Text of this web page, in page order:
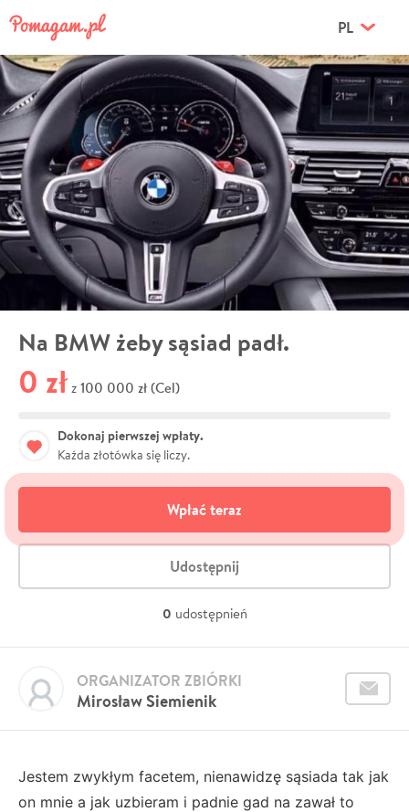
PL
Na BMW żeby sąsiad padł.
0 zł z 100 000 zł (Cel)
Dokonaj pierwszej wpłaty.
Każda złotówka się liczy.
Wpłać teraz
Udostępnij
0 udostępnień
Mirosław Siemienik
ORGANIZATOR ZBIÓRKI
Jestem zwykłym facetem, nienawidzę sąsiada tak jak
on mnie a jak uzbieram i padnie gad na zawał to